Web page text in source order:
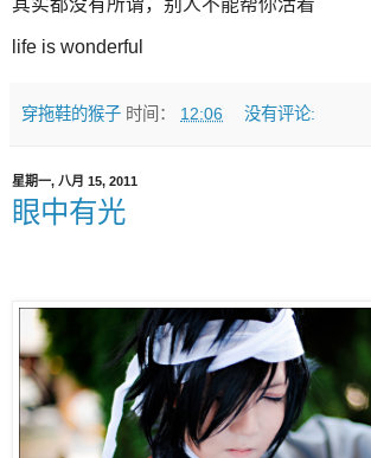
life is wonderful
穿拖鞋的猴子 时间： 12:06 没有评论:
星期一, 八月 15, 2011
眼中有光